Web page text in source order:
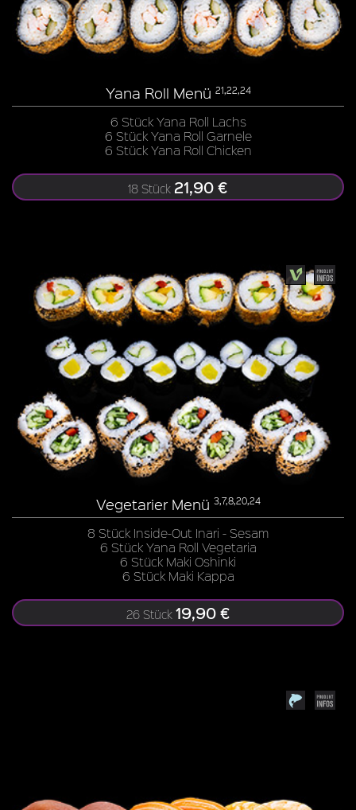
Yana Roll Menü 21,22,24
6 Stück Yana Roll Lachs
6 Stück Yana Roll Garnele
6 Stück Yana Roll Chicken
18 Stück 21,90 €
Vegetarier Menü 3,7,8,20,24
8 Stück Inside-Out Inari - Sesam
6 Stück Yana Roll Vegetaria
6 Stück Maki Oshinki
6 Stück Maki Kappa
26 Stück 19,90 €